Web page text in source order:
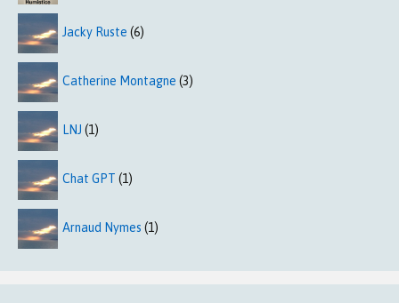
Jacky Ruste (6)
Catherine Montagne (3)
LNJ (1)
Chat GPT (1)
Arnaud Nymes (1)